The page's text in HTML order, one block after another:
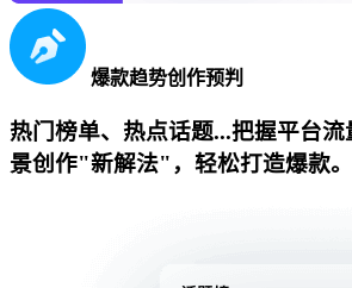
爆款趋势创作预判
热门榜单、热点话题...把握平台
景创作"新解法"，轻松打造爆款。